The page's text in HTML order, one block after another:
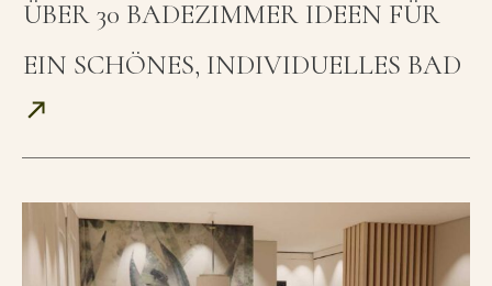
ÜBER 30 BADEZIMMER IDEEN FÜR
EIN SCHÖNES, INDIVIDUELLES BAD